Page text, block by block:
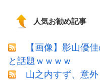
人気お勧め記事
【画像】影山優
と話題ｗｗｗｗ
山之内すず、意